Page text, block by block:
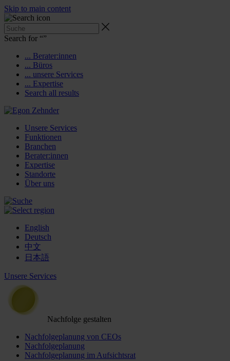
Skip to main content
Search for “”
... Berater:innen
... Büros
... unsere Services
... Expertise
Search all results
Unsere Services
Funktionen
Branchen
Berater:innen
Expertise
Standorte
Über uns
English
Deutsch
中文
日本語
Unsere Services
Nachfolge gestalten
Nachfolgeplanung von CEOs
Nachfolgeplanung
Nachfolgeplanung im Aufsichtsrat